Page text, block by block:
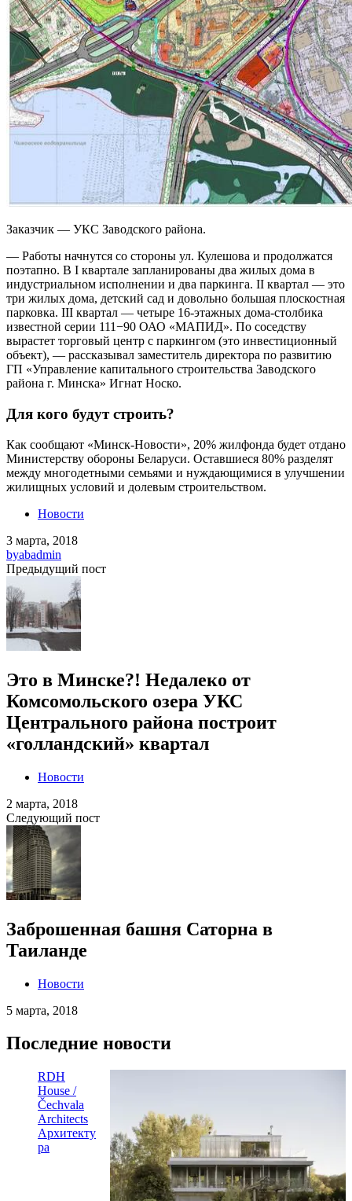
Заказчик — УКС Заводского района.
— Работы начнутся со стороны ул. Кулешова и продолжатся
поэтапно. В I квартале запланированы два жилых дома в
индустриальном исполнении и два паркинга. II квартал — это
три жилых дома, детский сад и довольно большая плоскостная
парковка. III квартал — четыре 16-этажных дома-столбика
известной серии 111−90 ОАО «МАПИД». По соседству
вырастет торговый центр с паркингом (это инвестиционный
объект), — рассказывал заместитель директора по развитию
ГП «Управление капитального строительства Заводского
района г. Минска» Игнат Носко.
Для кого будут строить?
Как сообщают «Минск-Новости», 20% жилфонда будет отдано
Министерству обороны Беларуси. Оставшиеся 80% разделят
между многодетными семьями и нуждающимися в улучшении
жилищных условий и долевым строительством.
Новости
3 марта, 2018
byabadmin
Предыдущий пост
Это в Минске?! Недалеко от
Комсомольского озера УКС
Центрального района построит
«голландский» квартал
Новости
2 марта, 2018
Следующий пост
Заброшенная башня Саторна в
Таиланде
Новости
5 марта, 2018
Последние новости
RDH
House /
Čechvala
Architects
Архитекту
ра